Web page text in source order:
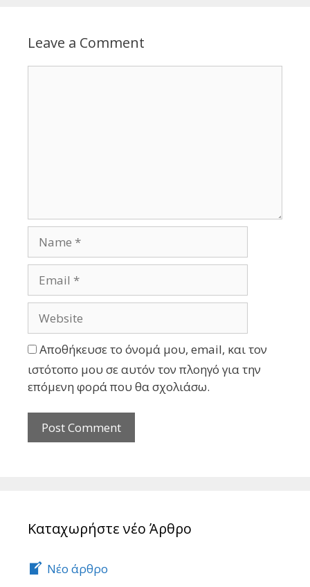
Leave a Comment
Αποθήκευσε το όνομά μου, email, και τον
ιστότοπο μου σε αυτόν τον πλοηγό για την
επόμενη φορά που θα σχολιάσω.
Καταχωρήστε νέο Άρθρο
Νέο άρθρο